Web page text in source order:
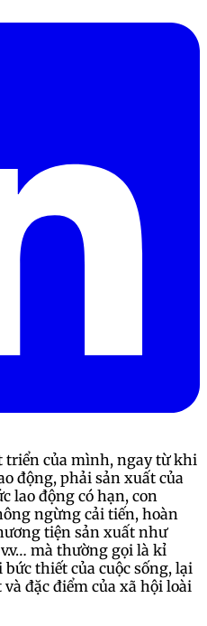
triển của mình, ngay từ khi
động, phải sản xuất của
lao động có hạn, con
ngừng cải tiến, hoàn
tiện sản xuất như
mà thường gọi là kỉ
thiết của cuộc sống, lại
đặc điểm của xã hội loài